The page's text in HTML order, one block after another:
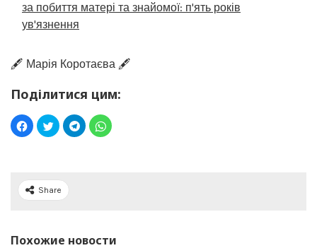
за побиття матері та знайомої: п'ять років
ув'язнення
🖋️ Марія Коротаєва 🖋️
Поділитися цим:
Share
Похожие новости